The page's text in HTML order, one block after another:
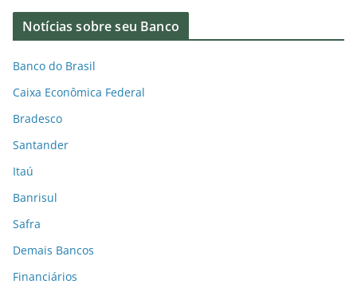
Notícias sobre seu Banco
Banco do Brasil
Caixa Econômica Federal
Bradesco
Santander
Itaú
Banrisul
Safra
Demais Bancos
Financiários